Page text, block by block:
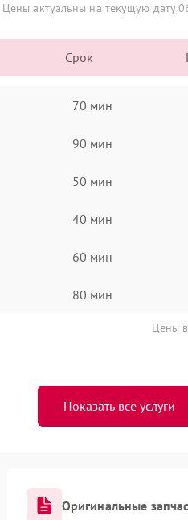
Цены актуальны на текущую дату
Срок
70 мин
90 мин
50 мин
40 мин
60 мин
80 мин
Цены
Показать все услуги
Оригинальные